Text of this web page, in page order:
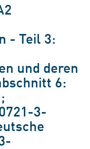
- Teil 3:
und deren
6:
3-